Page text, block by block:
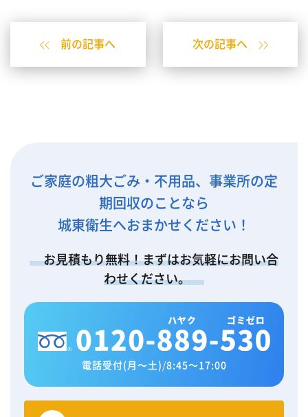
前の記事へ 次の記事へ
ご家庭の粗大ごみ・不用品、事業所の定
期回収のことなら
城東衛生へおまかせください！
お見積もり無料！まずはお気軽にお問い合
わせください。
電話受付(月～土) /8:45～17:00